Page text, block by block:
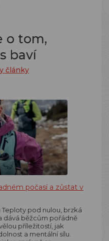
o tom,
baví
články
počasí a zůstat v
pod nulou, brzká
dává běžcům pořádně
příležitostí, jak
a mentální sílu.